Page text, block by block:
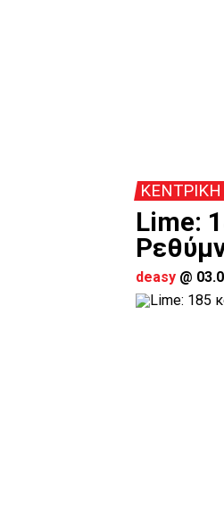
ΚΕΝΤΡΙΚΗ
Lime:
deasy @